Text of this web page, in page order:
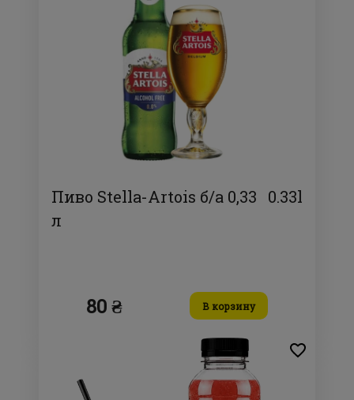
Пиво Stella-Artois б/а 0,33
л
0.33l
80 ₴ В корзину